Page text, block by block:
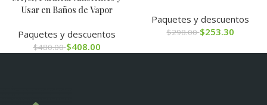
Usar en Baños de Vapor
Paquetes y descuentos
$480.00 $408.00
Paquetes y descuentos
$298.00 $253.30